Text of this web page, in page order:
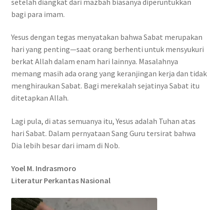
bagi para imam.
Yesus dengan tegas menyatakan bahwa Sabat merupakan
hari yang penting—saat orang berhenti untuk mensyukuri
berkat Allah dalam enam hari lainnya. Masalahnya
memang masih ada orang yang keranjingan kerja dan tidak
menghiraukan Sabat. Bagi merekalah sejatinya Sabat itu
ditetapkan Allah.
Lagi pula, di atas semuanya itu, Yesus adalah Tuhan atas
hari Sabat. Dalam pernyataan Sang Guru tersirat bahwa
Dia lebih besar dari imam di Nob.
Yoel M. Indrasmoro
Literatur Perkantas Nasional